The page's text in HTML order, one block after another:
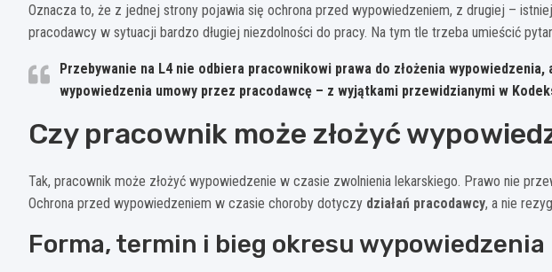
Oznacza to, że z jednej strony pojawia się ochrona przed wypowiedzeniem, z drugiej –
pracodawcy w sytuacji bardzo długiej niezdolności do pracy. Na tym tle trzeba umieścić
Przebywanie na L4 nie odbiera pracownikowi prawa do złożenia wypowiedzenia,
wypowiedzenia umowy przez pracodawcę – z wyjątkami przewidzianymi w
Czy pracownik może złożyć
Tak, pracownik może złożyć wypowiedzenie w czasie zwolnienia lekarskiego. Prawo nie
Ochrona przed wypowiedzeniem w czasie choroby dotyczy działań pracodawcy, a nie
Forma, termin i bieg okresu wypowiedzenia